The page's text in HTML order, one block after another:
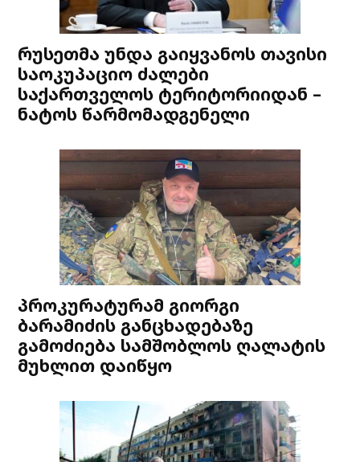
რუსეთმა უნდა გაიყვანოს თავისი
საოკუპაციო ძალები
საქართველოს ტერიტორიიდან –
ნატოს წარმომადგენელი
პროკურატურამ გიორგი
ბარამიძის განცხადებაზე
გამოძიება სამშობლოს ღალატის
მუხლით დაიწყო